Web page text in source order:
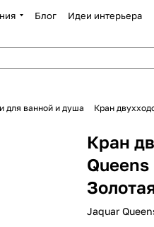
Блог Идеи интерьера
для ванной и душа Кран
Кран
Queens
Jaquar